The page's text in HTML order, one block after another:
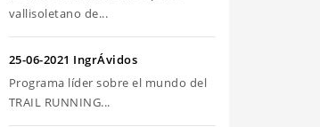
vallisoletano de...
25-06-2021 IngrÁvidos
Programa líder sobre el mundo del
TRAIL RUNNING...